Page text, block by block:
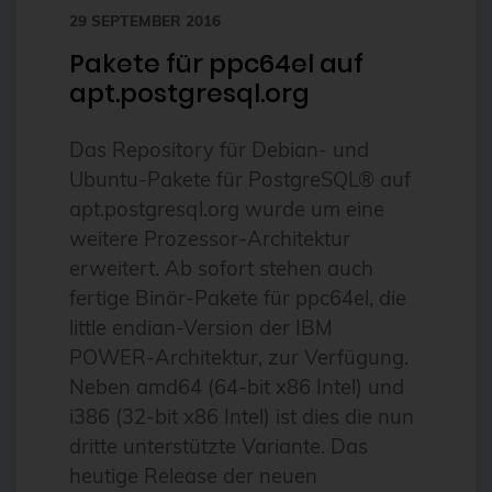
Fedora
Firewall
Flux
Foreman
FOSDEM
FOSSAsia
FreeBSD
freeipa
FreeRADIUS
Freie Software
FrOSCon
29 SEPTEMBER 2016
Pakete für ppc64el auf
apt.postgresql.org
Das Repository für Debian- und
Ubuntu-Pakete für PostgreSQL® auf
apt.postgresql.org wurde um eine
weitere Prozessor-Architektur
erweitert. Ab sofort stehen auch
fertige Binär-Pakete für ppc64el, die
little endian-Version der IBM
POWER-Architektur, zur Verfügung.
Neben amd64 (64-bit x86 Intel) und
i386 (32-bit x86 Intel) ist dies die nun
dritte unterstützte Variante. Das
heutige Release der neuen